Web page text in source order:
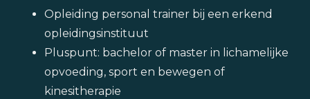
Opleiding personal trainer bij een erkend
opleidingsinstituut
Pluspunt: bachelor of master in lichamelijke
opvoeding, sport en bewegen of
kinesitherapie